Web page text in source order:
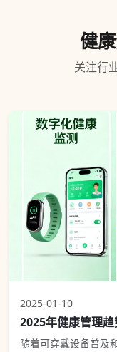
健
关注行
2025-01-10
2025年健康管理
随着可穿戴设备普及